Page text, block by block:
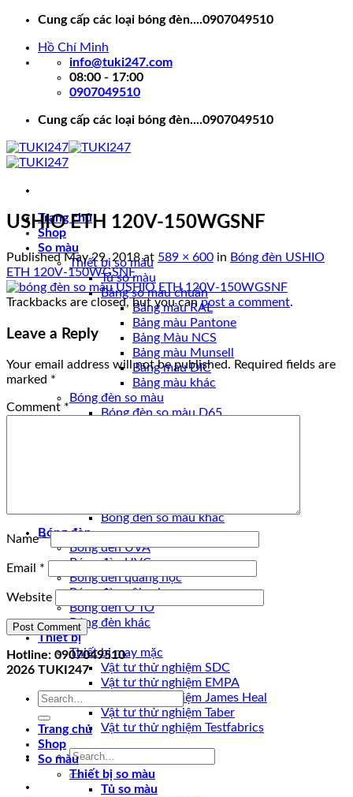
Skip
content
Cung cấp các loại bóng đèn....0907049510
Hồ Chí Minh
info@tuki247.com
08:00 - 17:00
0907049510
Cung cấp các loại bóng đèn....0907049510
Trang chủ
Shop
So màu
Thiết bị so màu
Tủ so màu
Bảng so màu chuẩn
Bảng màu RAL
Bảng màu Pantone
Bảng Màu NCS
Bảng màu Munsell
Bảng màu DIC
Bảng màu khác
Bóng đèn so màu
Bóng đèn so màu D65
Bóng đèn so màu khác
Bóng đèn
Bóng đèn UVA
Bóng đèn UVC
Bóng đèn quang học
Bóng đèn nội soi
Bóng đèn Ô TÔ
Bóng đèn khác
Thiết bị
Thiết bị may mặc
Vật tư thử nghiệm SDC
Vật tư thử nghiệm EMPA
Vật tư thử nghiệm James Heal
Vật tư thử nghiệm Taber
Vật tư thử nghiệm Testfabrics
Search
for:
USHIO ETH 120V-150WGSNF
PublishedMay 29, 2018at 589 × 600 in Bóng đèn USHIO
ETH 120V-150WGSNF
Trackbacks are closed, but you canpost a comment.
Leave a Reply
Your email address will not be published. Required fields are
marked *
Comment *
Name*
Email *
Website
Hotline: 0907049510
2026 TUKI247
Search
Trang chủ
Shop
So màu
Thiết bị so màu
Tủ so màu